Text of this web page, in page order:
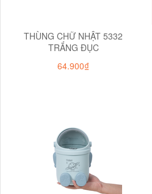
THÙNG CHỮ NHẬT 5332
TRẮNG ĐỤC
64.900₫